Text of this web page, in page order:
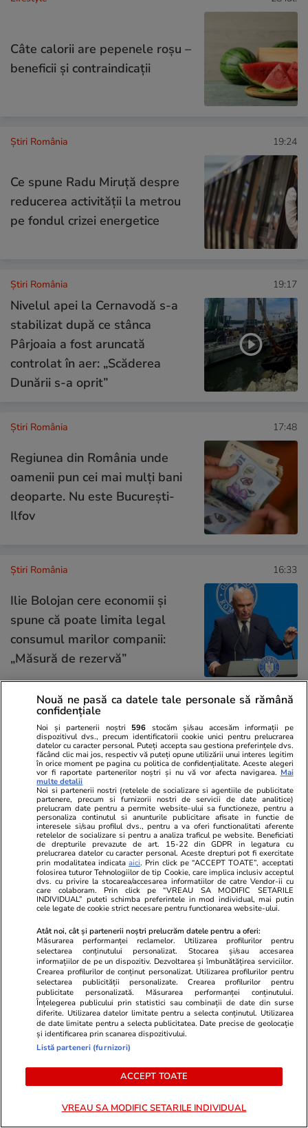
Câte calorii are pepenele roșu –
beneficii și contraindicații
Știri România 19:24
Ce spune Radu Miruţă despre
reducerea activităţii la metrou
pe fondul crizei energetice
Știri România 19:17
Nivelul apei la Cernavodă s-a
stabilizat după ce stânca
Pârjoaia a fost aruncată
controlat în aer: „Scăderea
Dunării s-a oprit”
Știri România 17:48
Regiunea din România unde
oamenii pun cei mai mulți bani
deoparte. Nu este București-
Ilfov
Știri România 16:33
Ilie Bolojan cere economii și
spune că poate limita legal
consumul marilor companii:
„Măsură de rezervă”
De ce Nicușor Dan ar trebui să
contribuie cu idei la Bruxelles
pentru operaționalizarea
Articolului 42.7
08:00
Identitate națională și identitate
europeană. De ce conflictul
celor două noțiuni nu e nici
fructuos, nici inevitabil
02 aug.
După APEL, România păstrează
Nouă ne pasă ca datele tale personale să rămână
confidențiale
Noi și partenerii noștri 596 stocăm și/sau accesăm informații pe
dispozitivul dvs., precum identificatorii cookie unici pentru prelucrarea
datelor cu caracter personal. Puteți accepta sau gestiona preferințele dvs.
făcând clic mai jos, respectiv vă puteți opune utilizării unui interes legitim
în orice moment pe pagina cu politica de confidențialitate. Aceste alegeri
vor fi raportate partenerilor noștri și nu vă vor afecta navigarea. Mai
multe detalii
Noi si partenerii nostri (retelele de socializare si agentiile de publicitate
partenere, precum si furnizorii nostri de servicii de date analitice)
prelucram date pentru a permite website-ului sa functioneze, pentru a
personaliza continutul si anunturile publicitare afisate in functie de
interesele si/sau profilul dvs., pentru a va oferi functionalitati aferente
retelelor de socializare si pentru a analiza traficul pe website. Beneficiati
de drepturile prevazute de art. 15-22 din GDPR in legatura cu
prelucrarea datelor cu caracter personal. Aceste drepturi pot fi exercitate
prin modalitatea indicataaici. Prin click pe “ACCEPT TOATE”, acceptati
folosirea tuturor Tehnologiilor de tip Cookie, care implica inclusiv acceptul
dvs. cu privire la stocarea/accesarea informatiilor de catre Vendor-ii cu
care colaboram. Prin click pe “VREAU SA MODIFIC SETARILE
INDIVIDUAL” puteti schimba preferintele in mod individual, mai putin
cele legate de cookie strict necesare pentru functionarea website-ului.
Atât noi, cât și partenerii noștri prelucrăm datele pentru a oferi:
Măsurarea performanței reclamelor. Utilizarea profilurilor pentru
selectarea conținutului personalizat. Stocarea și/sau accesarea
informațiilor de pe un dispozitiv. Dezvoltarea și îmbunătățirea serviciilor.
Crearea profilurilor de conținut personalizat. Utilizarea profilurilor pentru
selectarea publicității personalizate. Crearea profilurilor pentru
publicitate personalizată. Măsurarea performanței conținutului.
Înțelegerea publicului prin statistici sau combinații de date din surse
diferite. Utilizarea datelor limitate pentru a selecta conținutul. Utilizarea
de date limitate pentru a selecta publicitatea. Date precise de geolocație
și identificarea prin scanarea dispozitivului.
Listă parteneri (furnizori)
ACCEPT TOATE
VREAU SA MODIFIC SETARILE INDIVIDUAL